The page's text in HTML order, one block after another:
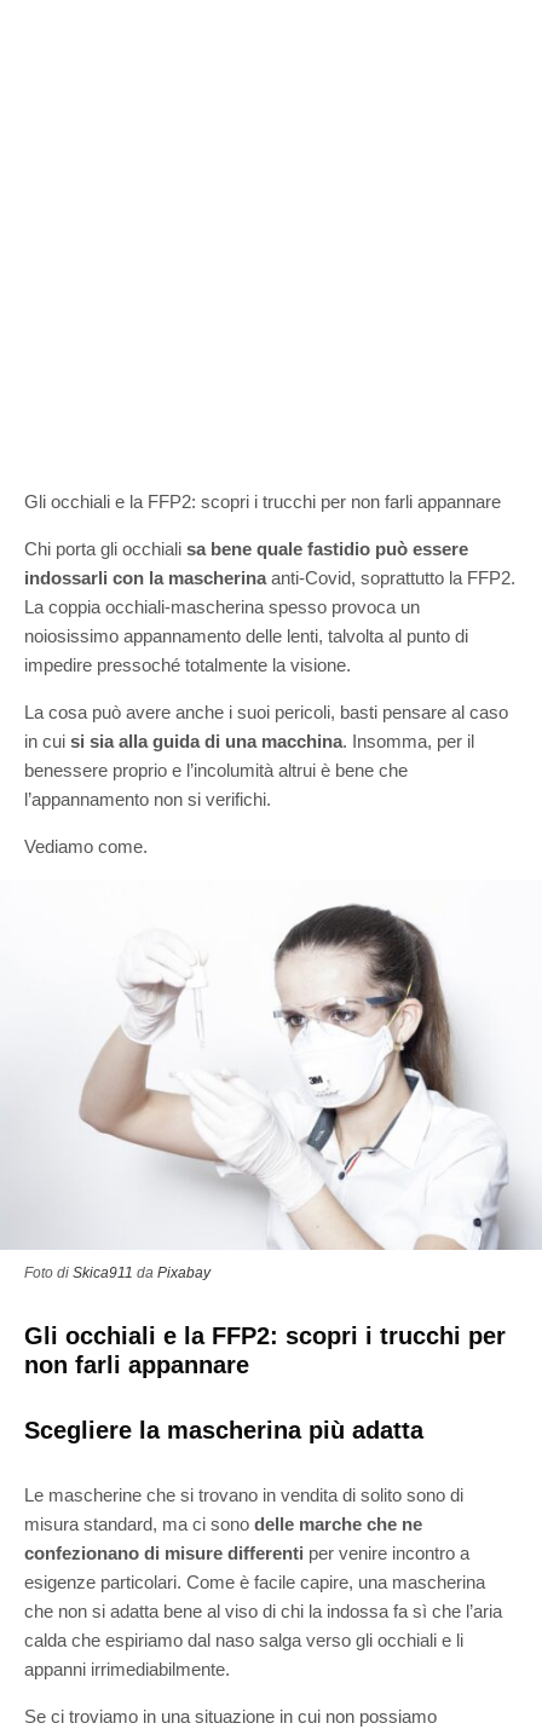
Gli occhiali e la FFP2: scopri i trucchi per non farli appannare
Chi porta gli occhiali sa bene quale fastidio può essere
indossarli con la mascherinaanti-Covid, soprattutto la FFP2.
La coppia occhiali-mascherina spesso provoca un
noiosissimo appannamento delle lenti, talvolta al punto di
impedire pressoché totalmente la visione.
La cosa può avere anche i suoi pericoli, basti pensare al caso
in cui si sia alla guida di una macchina. Insomma, per il
benessere proprio e l’incolumità altrui è bene che
l’appannamento non si verifichi.
Vediamo come.
Foto di Skica911 da Pixabay
Gli occhiali e la FFP2: scopri i trucchi per
non farli appannare
Scegliere la mascherina più adatta
Le mascherine che si trovano in vendita di solito sono di
misura standard, ma ci sono delle marche che ne
confezionano di misure differenti per venire incontro a
esigenze particolari. Come è facile capire, una mascherina
che non si adatta bene al viso di chi la indossa fa sì che l’aria
calda che espiriamo dal naso salga verso gli occhiali e li
appanni irrimediabilmente.
Se ci troviamo in una situazione in cui non possiamo